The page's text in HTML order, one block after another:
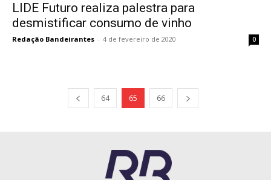
LIDE Futuro realiza palestra para
desmistificar consumo de vinho
Redação Bandeirantes - 4 de fevereiro de 2020 0
64 65 66